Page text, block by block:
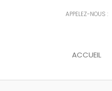
APPELEZ-NOUS :
ACCUEIL